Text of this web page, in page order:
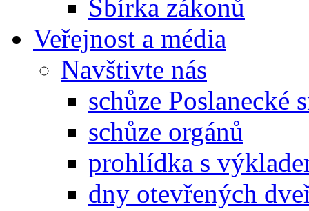
Sbírka zákonů
Veřejnost a média
Navštivte nás
schůze Poslanecké
schůze orgánů
prohlídka s
dny otevřených